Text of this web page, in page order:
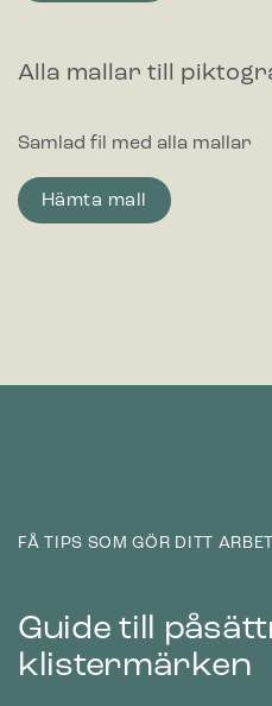
Alla mallar till
Samlad fil med alla mallar
Hämta mall
FÅ TIPS SOM GÖR DITT
Guide till
klistermärken